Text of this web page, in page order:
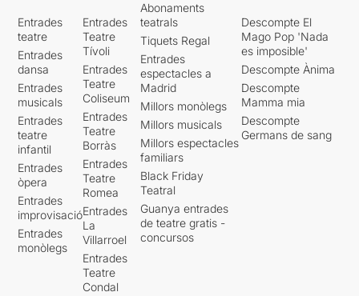
Entrades
teatre
Entrades
dansa
Entrades
musicals
Entrades
teatre
infantil
Entrades
òpera
Entrades
improvisació
Entrades
monòlegs
Entrades
Teatre
Tívoli
Entrades
Teatre
Coliseum
Entrades
Teatre
Borràs
Entrades
Teatre
Romea
Entrades
La
Villarroel
Entrades
Teatre
Condal
Abonaments
teatrals
Tiquets Regal
Entrades
espectacles a
Madrid
Millors monòlegs
Millors musicals
Millors espectacles
familiars
Black Friday
Teatral
Guanya entrades
de teatre gratis -
concursos
Descompte El
Mago Pop 'Nada
es imposible'
Descompte Ànima
Descompte
Mamma mia
Descompte
Germans de sang